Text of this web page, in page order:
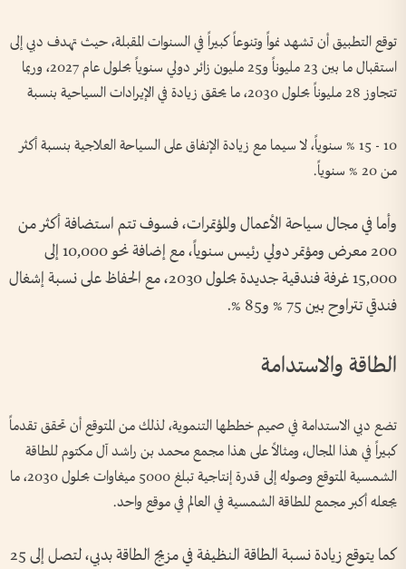
توقع التطبيق أن تشهد نمواً وتنوعاً كبيراً في السنوات المقبلة، حيث تهدف دبي إلى
استقبال ما بين 23 مليوناً و25 مليون زائر دولي سنوياً بحلول عام 2027، وربما
تتجاوز 28 مليوناً بحلول 2030، ما يحقق زيادة في الإيرادات السياحية بنسبة
10 - 15 % سنوياً، لا سيما مع زيادة الإنفاق على السياحة العلاجية بنسبة أكثر
من 20 % سنوياً.
وأما في مجال سياحة الأعمال والمؤتمرات، فسوف تتم استضافة أكثر من
200 معرض ومؤتمر دولي رئيس سنوياً، مع إضافة نحو 10,000 إلى
15,000 غرفة فندقية جديدة بحلول 2030، مع الحفاظ على نسبة إشغال
فندقي تتراوح بين 75 % و85 %.
الطاقة والاستدامة
تضع دبي الاستدامة في صميم خططها التنموية، لذلك من المتوقع أن تحقق تقدماً
كبيراً في هذا المجال، ومثالاً على هذا مجمع محمد بن راشد آل مكتوم للطاقة
الشمسية المتوقع وصوله إلى قدرة إنتاجية تبلغ 5000 ميغاوات بحلول 2030، ما
يجعله أكبر مجمع للطاقة الشمسية في العالم في موقع واحد.
كما يتوقع زيادة نسبة الطاقة النظيفة في مزيج الطاقة بدبي، لتصل إلى 25